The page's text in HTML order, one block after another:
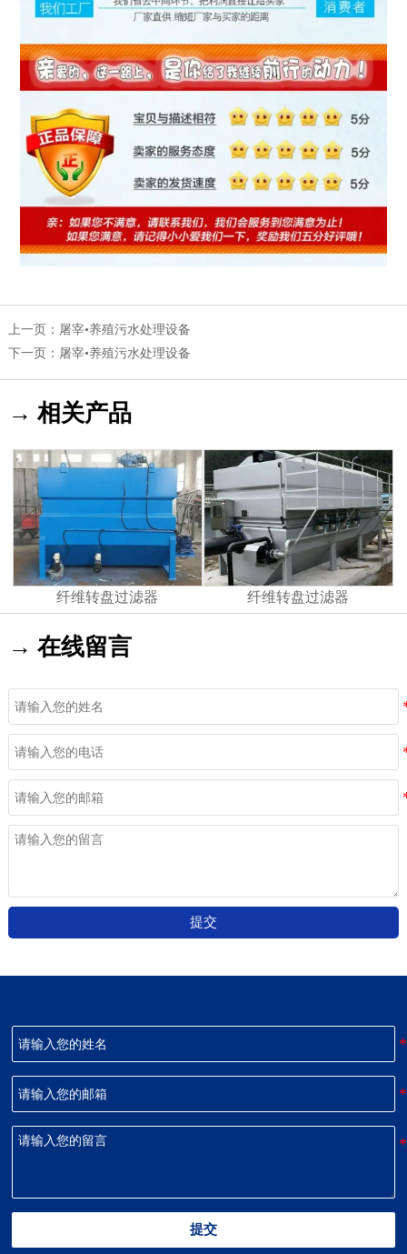
上一页： 屠宰•养殖污水处理设备
下一页： 屠宰•养殖污水处理设备
→ 相关产品
纤维转盘过滤器 纤维转盘过滤器
→ 在线留言
提交
提交